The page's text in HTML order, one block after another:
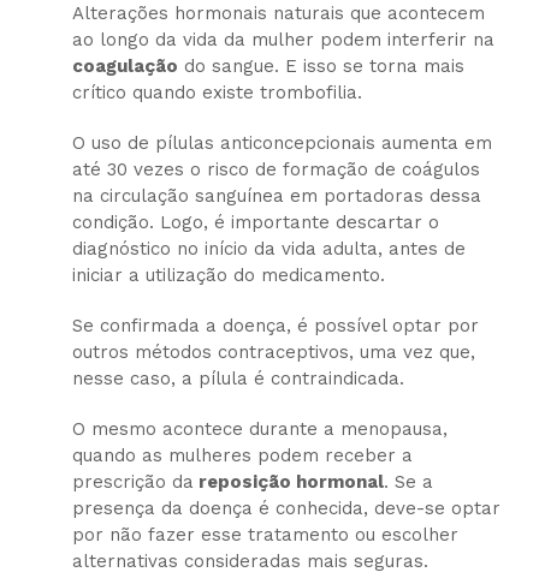
Alterações hormonais naturais que acontecem
ao longo da vida da mulher podem interferir na
coagulação do sangue. E isso se torna mais
crítico quando existe trombofilia.
O uso de pílulas anticoncepcionais aumenta em
até 30 vezes o risco de formação de coágulos
na circulação sanguínea em portadoras dessa
condição. Logo, é importante descartar o
diagnóstico no início da vida adulta, antes de
iniciar a utilização do medicamento.
Se confirmada a doença, é possível optar por
outros métodos contraceptivos, uma vez que,
nesse caso, a pílula é contraindicada.
O mesmo acontece durante a menopausa,
quando as mulheres podem receber a
prescrição da reposição hormonal. Se a
presença da doença é conhecida, deve-se optar
por não fazer esse tratamento ou escolher
alternativas consideradas mais seguras.